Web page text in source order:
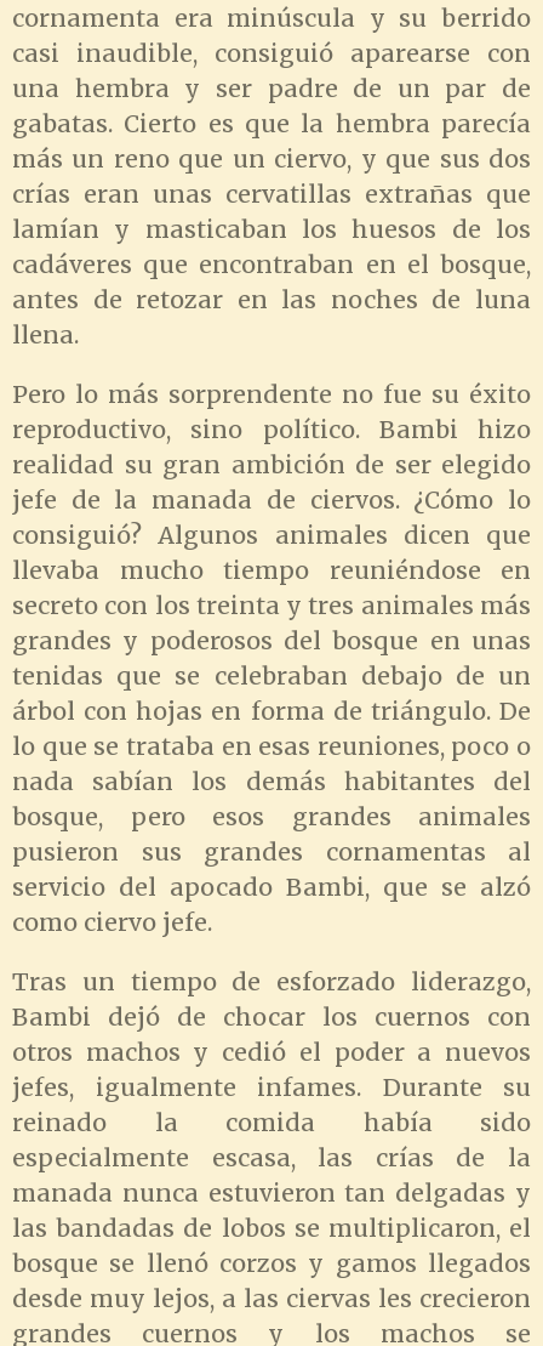
cornamenta era minúscula y su berrido
casi inaudible, consiguió aparearse con
una hembra y ser padre de un par de
gabatas. Cierto es que la hembra parecía
más un reno que un ciervo, y que sus dos
crías eran unas cervatillas extrañas que
lamían y masticaban los huesos de los
cadáveres que encontraban en el bosque,
antes de retozar en las noches de luna
llena.
Pero lo más sorprendente no fue su éxito
reproductivo, sino político. Bambi hizo
realidad su gran ambición de ser elegido
jefe de la manada de ciervos. ¿Cómo lo
consiguió? Algunos animales dicen que
llevaba mucho tiempo reuniéndose en
secreto con los treinta y tres animales más
grandes y poderosos del bosque en unas
tenidas que se celebraban debajo de un
árbol con hojas en forma de triángulo. De
lo que se trataba en esas reuniones, poco o
nada sabían los demás habitantes del
bosque, pero esos grandes animales
pusieron sus grandes cornamentas al
servicio del apocado Bambi, que se alzó
como ciervo jefe.
Tras un tiempo de esforzado liderazgo,
Bambi dejó de chocar los cuernos con
otros machos y cedió el poder a nuevos
jefes, igualmente infames. Durante su
reinado la comida había sido
especialmente escasa, las crías de la
manada nunca estuvieron tan delgadas y
las bandadas de lobos se multiplicaron, el
bosque se llenó corzos y gamos llegados
desde muy lejos, a las ciervas les crecieron
grandes cuernos y los machos se